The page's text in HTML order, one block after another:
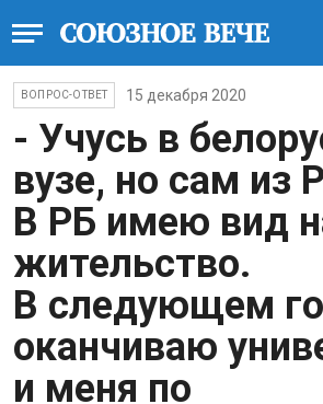
ВОПРОС-ОТВЕТ 15 декабря 2020
- Учусь в
вузе, но сам из
В РБ имею вид
жительство.
В следующем
оканчиваю
и меня по